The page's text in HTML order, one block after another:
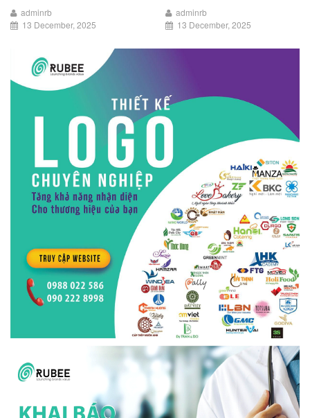
adminrb
13 December, 2025
adminrb
13 December, 2025